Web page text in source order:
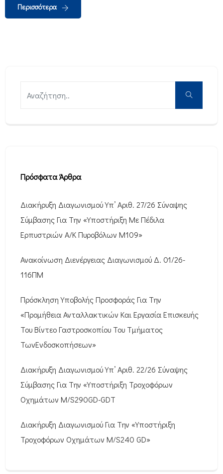
Περισσότερα
Πρόσφατα Άρθρα
Διακήρυξη Διαγωνισμού Υπ’ Αριθ. 27/26 Σύναψης
Σύμβασης Για Την «Υποστήριξη Με Πέδιλα
Ερπυστριών Α/Κ Πυροβόλων M109»
Ανακοίνωση Διενέργειας Διαγωνισμού Δ. 01/26-
116ΠΜ
Πρόσκληση Υποβολής Προσφοράς Για Την
«Προμήθεια Ανταλλακτικών Και Εργασία Επισκευής
Του Βίντεο Γαστροσκοπίου Του Τμήματος
ΤωνΕνδοσκοπήσεων»
Διακήρυξη Διαγωνισμού Υπ’ Αριθ. 22/26 Σύναψης
Σύμβασης Για Την «Υποστήριξη Τροχοφόρων
Οχημάτων M/S290GD-GDT
Διακήρυξη Διαγωνισμού Για Την «Υποστήριξη
Τροχοφόρων Οχημάτων M/S240 GD»